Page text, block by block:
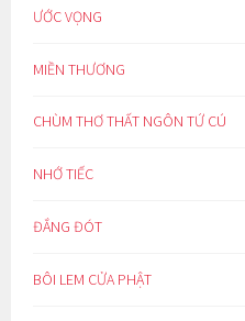
ƯỚC VỌNG
MIỀN THƯƠNG
CHÙM THƠ THẤT NGÔN TỨ CÚ
NHỚ TIẾC
ĐẮNG ĐÓT
BÔI LEM CỬA PHẬT